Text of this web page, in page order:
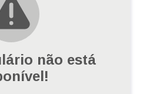
não está